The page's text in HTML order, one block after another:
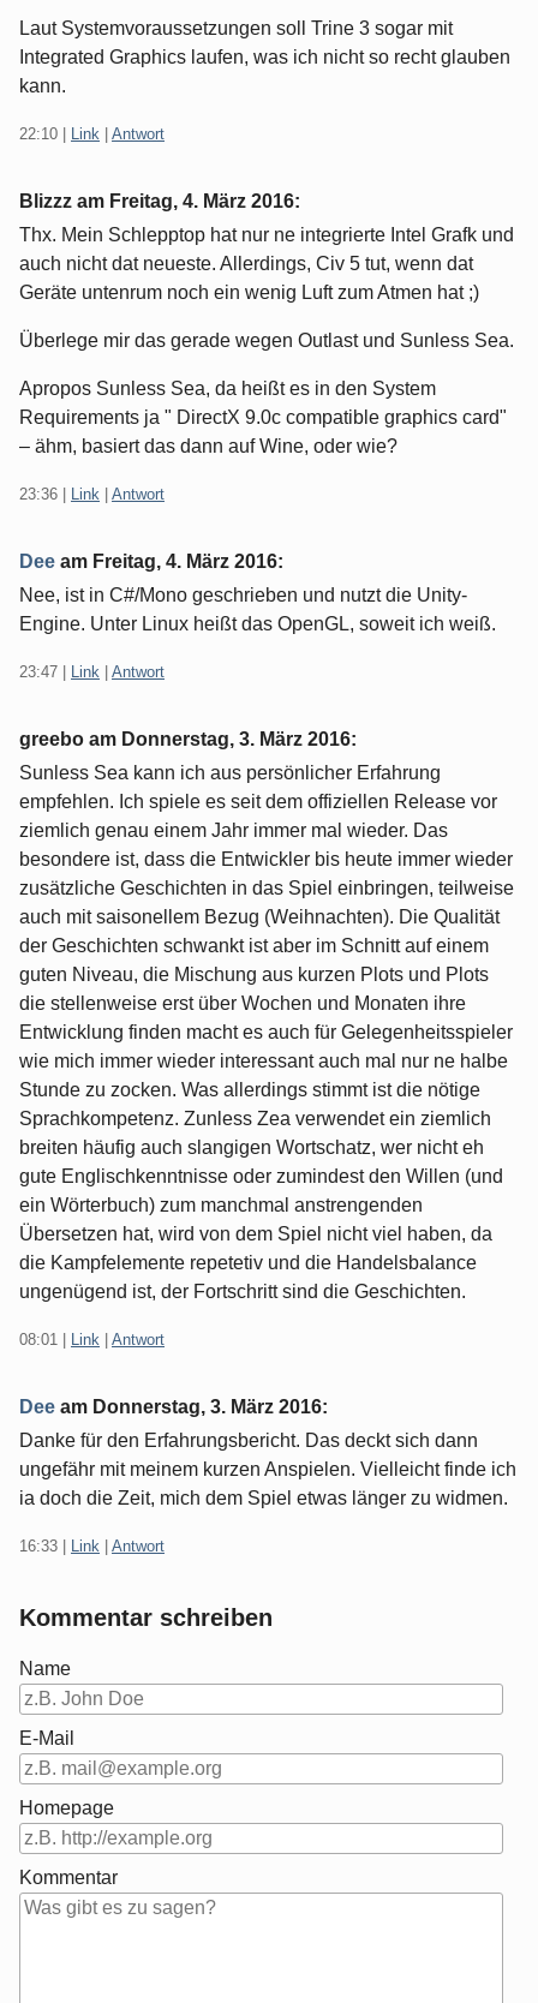
Laut Systemvoraussetzungen soll Trine 3 sogar mit
Integrated Graphics laufen, was ich nicht so recht glauben
kann.
22:10 Link Antwort
Blizzz am Freitag, 4. März 2016:
Thx. Mein Schlepptop hat nur ne integrierte Intel Grafk und
auch nicht dat neueste. Allerdings, Civ 5 tut, wenn dat
Geräte untenrum noch ein wenig Luft zum Atmen hat ;)
Überlege mir das gerade wegen Outlast und Sunless Sea.
Apropos Sunless Sea, da heißt es in den System
Requirements ja " DirectX 9.0c compatible graphics card"
– ähm, basiert das dann auf Wine, oder wie?
23:36 Link Antwort
Dee am Freitag, 4. März 2016:
Nee, ist in C#/Mono geschrieben und nutzt die Unity-
Engine. Unter Linux heißt das OpenGL, soweit ich weiß.
23:47 Link Antwort
greebo am Donnerstag, 3. März 2016:
Sunless Sea kann ich aus persönlicher Erfahrung
empfehlen. Ich spiele es seit dem offiziellen Release vor
ziemlich genau einem Jahr immer mal wieder. Das
besondere ist, dass die Entwickler bis heute immer wieder
zusätzliche Geschichten in das Spiel einbringen, teilweise
auch mit saisonellem Bezug (Weihnachten). Die Qualität
der Geschichten schwankt ist aber im Schnitt auf einem
guten Niveau, die Mischung aus kurzen Plots und Plots
die stellenweise erst über Wochen und Monaten ihre
Entwicklung finden macht es auch für Gelegenheitsspieler
wie mich immer wieder interessant auch mal nur ne halbe
Stunde zu zocken. Was allerdings stimmt ist die nötige
Sprachkompetenz. Zunless Zea verwendet ein ziemlich
breiten häufig auch slangigen Wortschatz, wer nicht eh
gute Englischkenntnisse oder zumindest den Willen (und
ein Wörterbuch) zum manchmal anstrengenden
Übersetzen hat, wird von dem Spiel nicht viel haben, da
die Kampfelemente repetetiv und die Handelsbalance
ungenügend ist, der Fortschritt sind die Geschichten.
08:01 Link Antwort
Dee am Donnerstag, 3. März 2016:
Danke für den Erfahrungsbericht. Das deckt sich dann
ungefähr mit meinem kurzen Anspielen. Vielleicht finde ich
ia doch die Zeit, mich dem Spiel etwas länger zu widmen.
16:33 Link Antwort
Kommentar schreiben
Name
E-Mail
Homepage
Kommentar